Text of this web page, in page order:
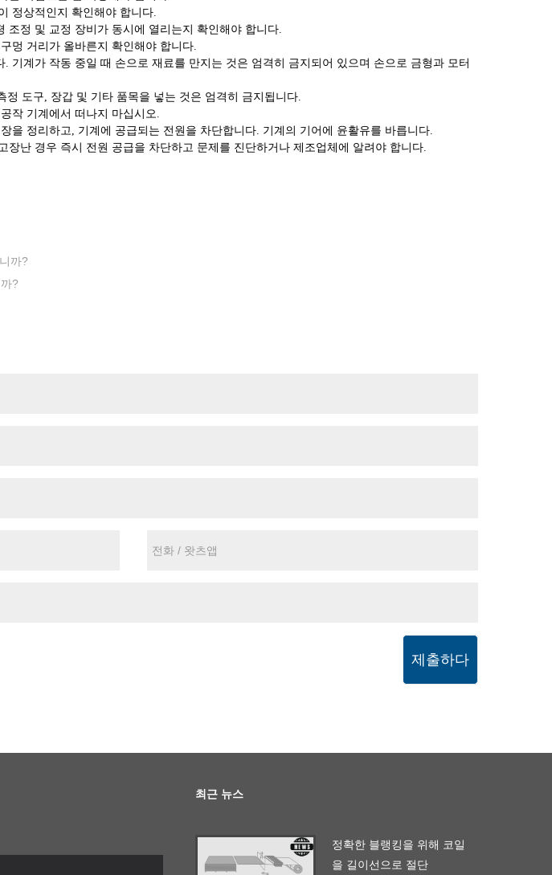
정상적인지 확인해야 합니다.
조정 및 교정 장비가 동시에 열리는지 확인해야 합니다.
멍 거리가 올바른지 확인해야 합니다.
기계가 작동 중일 때 손으로 재료를 만지는 것은 엄격히 금지되어 있으며 손으로 금형과 모터
정 도구, 장갑 및 기타 품목을 넣는 것은 엄격히 금지됩니다.
작 기계에서 떠나지 마십시오.
을 정리하고, 기계에 공급되는 전원을 차단합니다. 기계의 기어에 윤활유를 바릅니다.
장난 경우 즉시 전원 공급을 차단하고 문제를 진단하거나 제조업체에 알려야 합니다.
까?
?
제출하다
최근 뉴스
정확한 블랭킹을 위해 코일
을 길이선으로 절단